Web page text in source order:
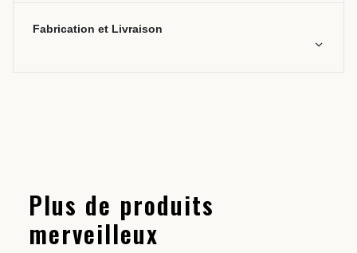
Fabrication et Livraison
Plus de produits
merveilleux